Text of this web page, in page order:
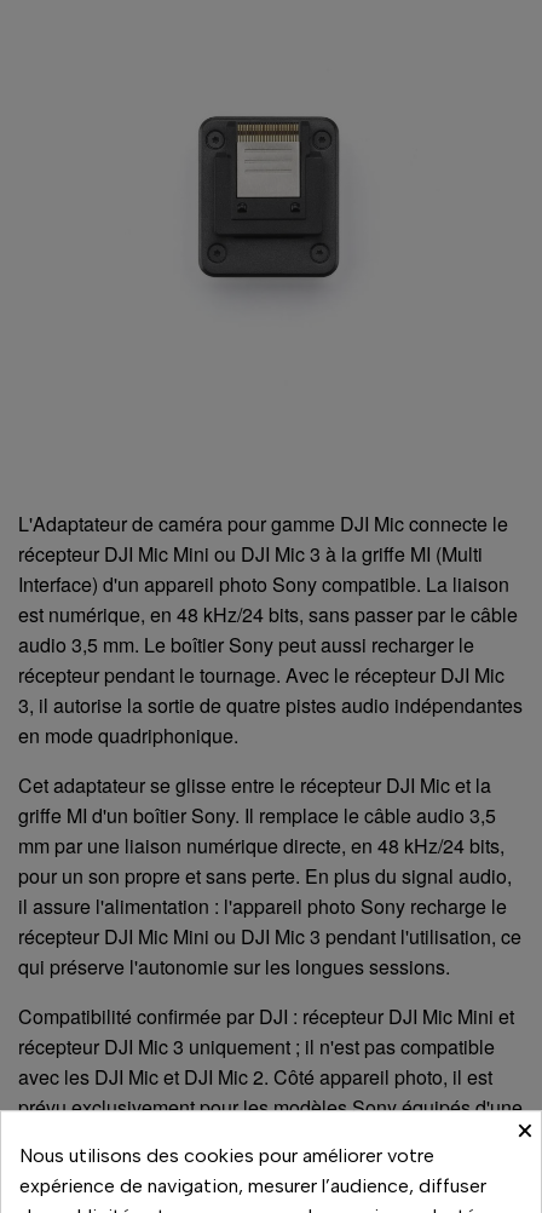
L'Adaptateur de caméra pour gamme DJI Mic connecte le
récepteur DJI Mic Mini ou DJI Mic 3 à la griffe MI (Multi
Interface) d'un appareil photo Sony compatible. La liaison
est numérique, en 48 kHz/24 bits, sans passer par le câble
audio 3,5 mm. Le boîtier Sony peut aussi recharger le
récepteur pendant le tournage. Avec le récepteur DJI Mic
3, il autorise la sortie de quatre pistes audio indépendantes
en mode quadriphonique.
Cet adaptateur se glisse entre le récepteur DJI Mic et la
griffe MI d'un boîtier Sony. Il remplace le câble audio 3,5
mm par une liaison numérique directe, en 48 kHz/24 bits,
pour un son propre et sans perte. En plus du signal audio,
il assure l'alimentation : l'appareil photo Sony recharge le
récepteur DJI Mic Mini ou DJI Mic 3 pendant l'utilisation, ce
qui préserve l'autonomie sur les longues sessions.
Compatibilité confirmée par DJI : récepteur DJI Mic Mini et
récepteur DJI Mic 3 uniquement ; il n'est pas compatible
avec les DJI Mic et DJI Mic 2. Côté appareil photo, il est
prévu exclusivement pour les modèles Sony équipés d'une
autres marques. Avec le récepteur DJI Mic 3, il prend en
charge la sortie indépendante de quatre pistes en mode
×
Nous utilisons des cookies pour améliorer votre
expérience de navigation, mesurer l’audience, diffuser